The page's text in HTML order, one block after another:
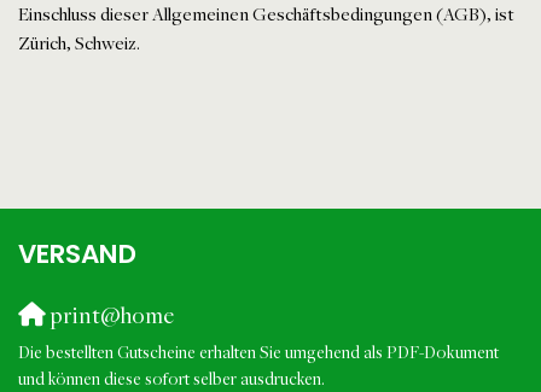
Einschluss dieser Allgemeinen Geschäftsbedingungen (AGB), ist
Zürich, Schweiz.
VERSAND
print@home
Die bestellten Gutscheine erhalten Sie umgehend als PDF-Dokument
und können diese sofort selber ausdrucken.